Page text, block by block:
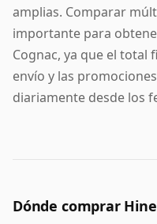
amplias. Comparar
importante para
Cognac, ya que el total
envío y las
diariamente desde los
Dónde comprar